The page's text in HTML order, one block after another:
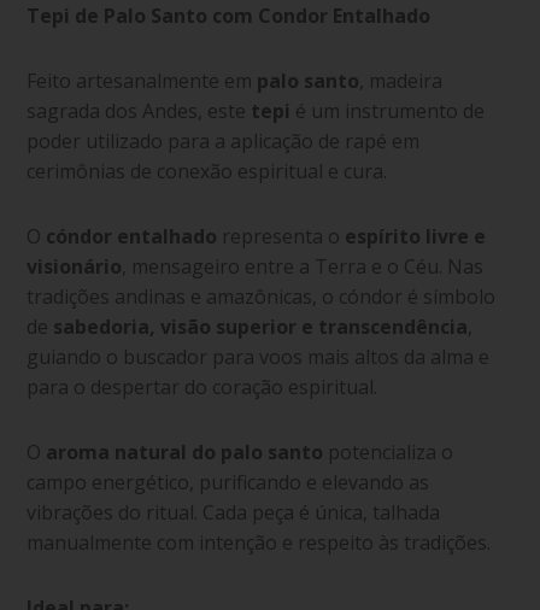
Tepi de Palo Santo com Condor Entalhado
Feito artesanalmente em palo santo , madeira
sagrada dos Andes, este tepi é um instrumento de
poder utilizado para a aplicação de rapé em
cerimônias de conexão espiritual e cura.
O cóndor entalhado representa o espírito livre e
visionário , mensageiro entre a Terra e o Céu. Nas
tradições andinas e amazônicas, o cóndor é símbolo
de sabedoria, visão superior e transcendência
guiando o buscador para voos mais altos da alma e
para o despertar do coração espiritual.
O aroma natural do palo santo potencializa o
campo energético, purificando e elevando as
vibrações do ritual. Cada peça é única, talhada
manualmente com intenção e respeito às tradições.